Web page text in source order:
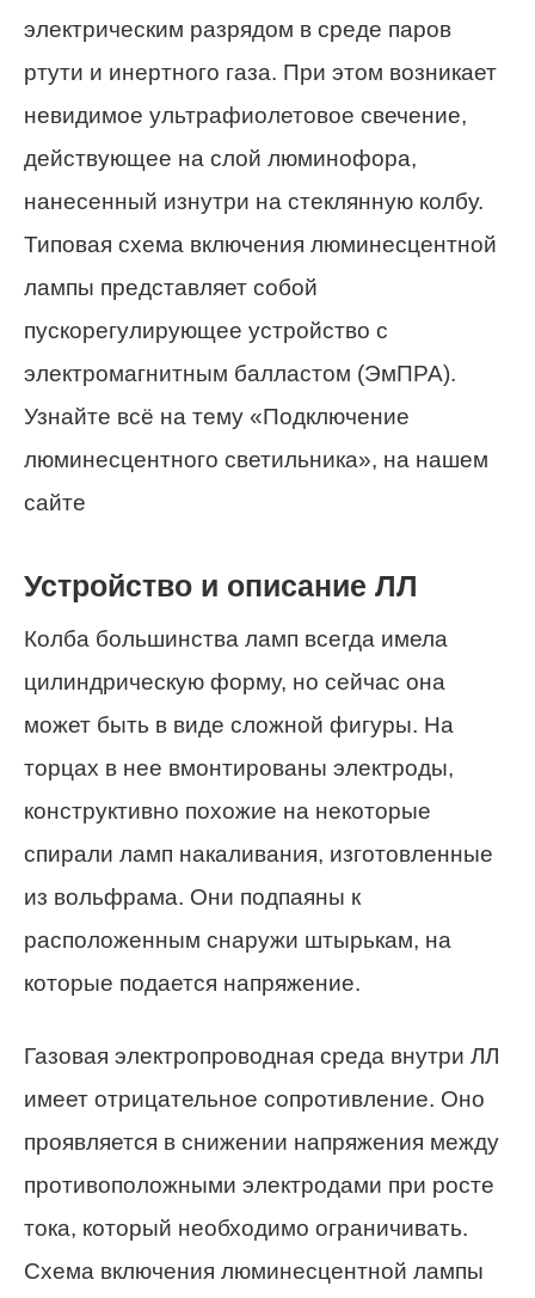
электрическим разрядом в среде паров
ртути и инертного газа. При этом возникает
невидимое ультрафиолетовое свечение,
действующее на слой люминофора,
нанесенный изнутри на стеклянную колбу.
Типовая схема включения люминесцентной
лампы представляет собой
пускорегулирующее устройство с
электромагнитным балластом (ЭмПРА).
Узнайте всё на тему «Подключение
люминесцентного светильника», на нашем
сайте
Устройство и описание ЛЛ
Колба большинства ламп всегда имела
цилиндрическую форму, но сейчас она
может быть в виде сложной фигуры. На
торцах в нее вмонтированы электроды,
конструктивно похожие на некоторые
спирали ламп накаливания, изготовленные
из вольфрама. Они подпаяны к
расположенным снаружи штырькам, на
которые подается напряжение.
Газовая электропроводная среда внутри ЛЛ
имеет отрицательное сопротивление. Оно
проявляется в снижении напряжения между
противоположными электродами при росте
тока, который необходимо ограничивать.
Схема включения люминесцентной лампы